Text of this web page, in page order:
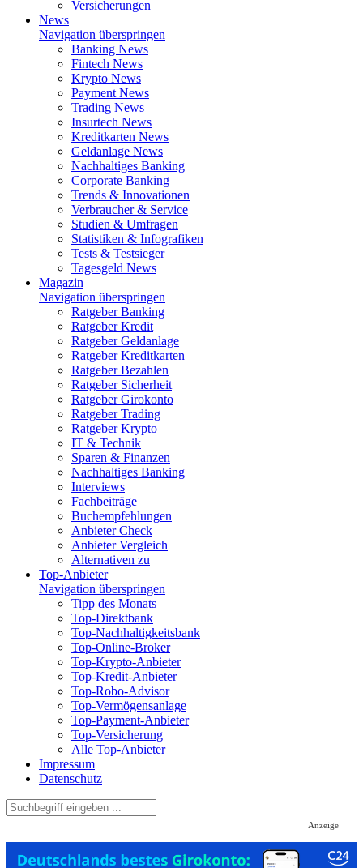
Versicherungen
News
Navigation überspringen
Banking News
Fintech News
Krypto News
Payment News
Trading News
Insurtech News
Kreditkarten News
Geldanlage News
Nachhaltiges Banking
Corporate Banking
Trends & Innovationen
Verbraucher & Service
Studien & Umfragen
Statistiken & Infografiken
Tests & Testsieger
Tagesgeld News
Magazin
Navigation überspringen
Ratgeber Banking
Ratgeber Kredit
Ratgeber Geldanlage
Ratgeber Kreditkarten
Ratgeber Bezahlen
Ratgeber Sicherheit
Ratgeber Girokonto
Ratgeber Trading
Ratgeber Krypto
IT & Technik
Sparen & Finanzen
Nachhaltiges Banking
Interviews
Fachbeiträge
Buchempfehlungen
Anbieter Check
Anbieter Vergleich
Alternativen zu
Top-Anbieter
Navigation überspringen
Tipp des Monats
Top-Direktbank
Top-Nachhaltigkeitsbank
Top-Online-Broker
Top-Krypto-Anbieter
Top-Kredit-Anbieter
Top-Robo-Advisor
Top-Vermögensanlage
Top-Payment-Anbieter
Top-Versicherung
Alle Top-Anbieter
Impressum
Datenschutz
Anzeige